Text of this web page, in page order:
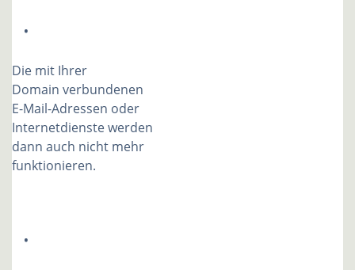
Die mit Ihrer
Domain verbundenen
E-Mail-Adressen oder
Internetdienste werden
dann auch nicht mehr
funktionieren.